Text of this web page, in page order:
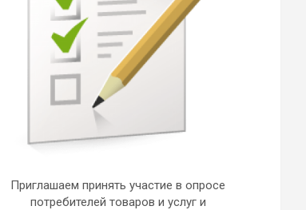
Приглашаем принять участие в опросе
потребителей товаров и услуг и